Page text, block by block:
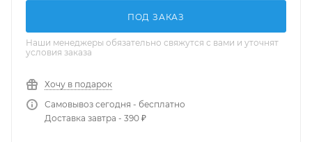
ПОД ЗАКАЗ
Наши менеджеры обязательно свяжутся с вами и уточнят
условия заказа
Хочу в подарок
Самовывоз сегодня - бесплатно
Доставка завтра - 390 ₽